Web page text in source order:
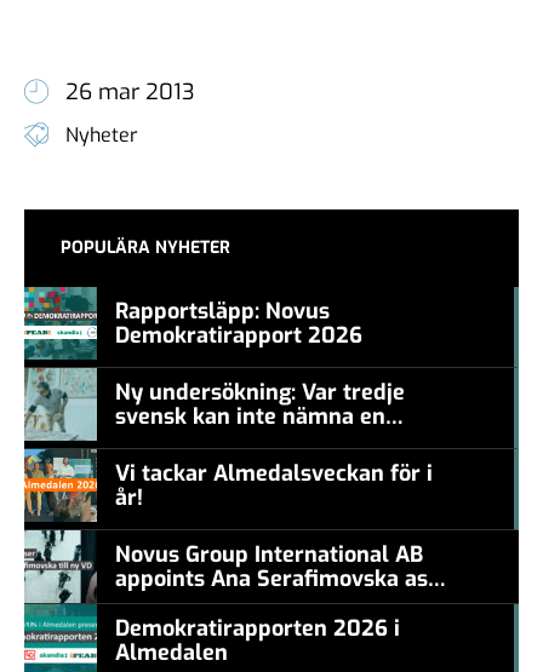
26 mar 2013
Nyheter
POPULÄRA NYHETER
Rapportsläpp: Novus
Demokratirapport 2026
Ny undersökning: Var tredje
svensk kan inte nämna en
levande konstnär
Vi tackar Almedalsveckan för i
år!
Novus Group International AB
appoints Ana Serafimovska as
new CEO
Demokratirapporten 2026 i
Almedalen